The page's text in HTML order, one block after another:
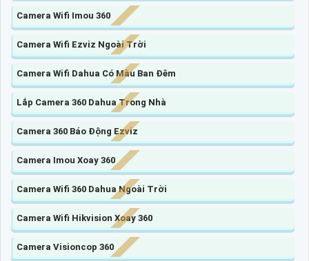
Camera Wifi Imou 360
Camera Wifi Ezviz Ngoài Trời
Camera Wifi Dahua Có Màu Ban Đêm
Lắp Camera 360 Dahua Trong Nhà
Camera 360 Báo Động Ezviz
Camera Imou Xoay 360
Camera Wifi 360 Dahua Ngoài Trời
Camera Wifi Hikvision Xoay 360
Camera Visioncop 360